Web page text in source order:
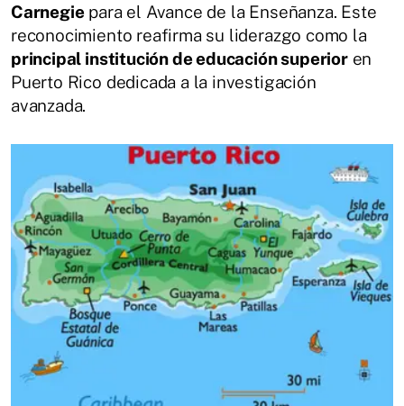
Carnegiepara el Avance de la Enseñanza. Este
reconocimiento reafirma su liderazgo como la
principal institución de educación superioren
Puerto Rico dedicada a la investigación
avanzada.